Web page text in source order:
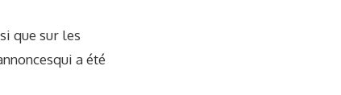
que sur les
qui a été